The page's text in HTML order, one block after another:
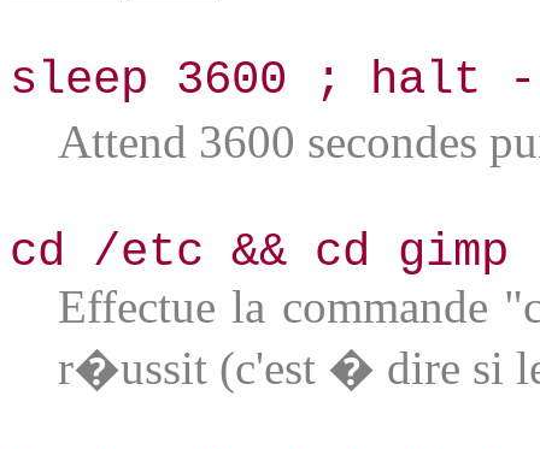
sleep 3600 ; halt -
Attend 3600 secondes
cd /etc && cd gimp
Effectue la commande
r�ussit (c'est � dire si